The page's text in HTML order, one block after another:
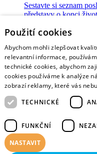
Sestavte si seznam
představy o konci
Data o umírání
Nejnovější data o
Virtuální
Použití cookies
Abychom mohli zlepšovat
relevantní informace,
technické cookies, abychom
cookies používáme k analýze
zobrazí reklamy, které vás
TECHNICKÉ
FUNKČNÍ
NASTAVIT